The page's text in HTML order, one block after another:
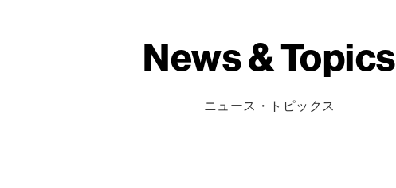
News & Topics
ニュース・トピックス